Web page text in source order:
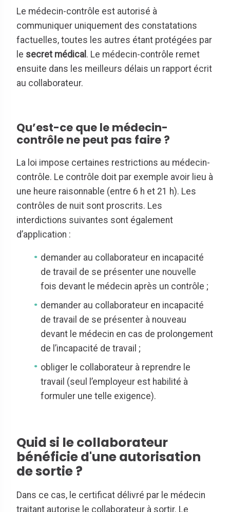
Le médecin-contrôle est autorisé à
communiquer uniquement des constatations
factuelles, toutes les autres étant protégées par
le secret médical . Le médecin-contrôle remet
ensuite dans les meilleurs délais un rapport écrit
au collaborateur.
Qu’est-ce que le médecin-
contrôle ne peut pas faire ?
La loi impose certaines restrictions au médecin-
contrôle. Le contrôle doit par exemple avoir lieu à
une heure raisonnable (entre 6 h et 21 h). Les
contrôles de nuit sont proscrits. Les
interdictions suivantes sont également
d’application :
demander au collaborateur en incapacité
de travail de se présenter une nouvelle
fois devant le médecin après un contrôle ;
demander au collaborateur en incapacité
de travail de se présenter à nouveau
devant le médecin en cas de prolongement
de l’incapacité de travail ;
obliger le collaborateur à reprendre le
travail (seul l’employeur est habilité à
formuler une telle exigence).
Quid si le collaborateur
bénéficie d'une autorisation
de sortie ?
Dans ce cas, le certificat délivré par le médecin
traitant autorise le collaborateur à sortir. Le